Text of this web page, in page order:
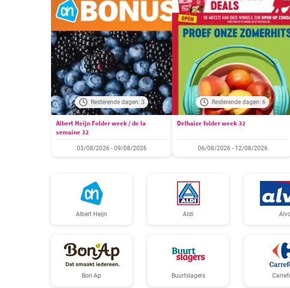
Resterende dagen: 3
Albert Heijn Folder week / de la
semaine 32
03/08/2026 - 09/08/2026
Resterende dagen: 6
Delhaize folder week 32
06/08/2026 - 12/08/2026
Albert Heijn Aldi
Bon Ap Buurtslagers